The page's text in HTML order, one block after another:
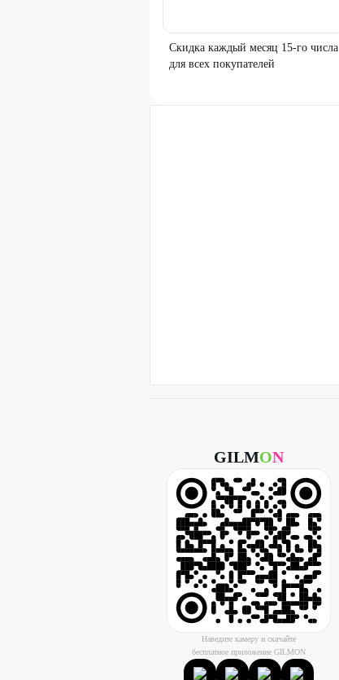
Скидка каждый месяц 15-го числа
для всех покупателей
GILMON
Наведите камеру и скачайте
бесплатное приложение GILMON